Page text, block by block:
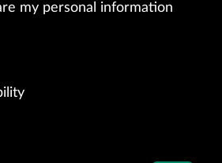
my personal information